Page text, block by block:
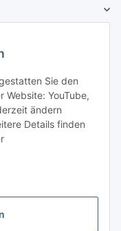
Sie den
Website: YouTube,
ändern
Details finden